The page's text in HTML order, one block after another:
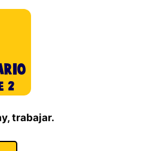
trabajar.